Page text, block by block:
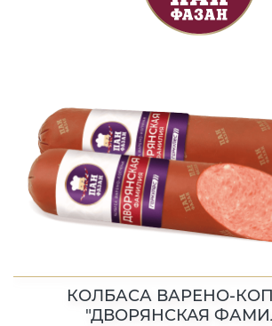
КОЛБАСА ВАРЕНО-
"ДВОРЯНСКАЯ